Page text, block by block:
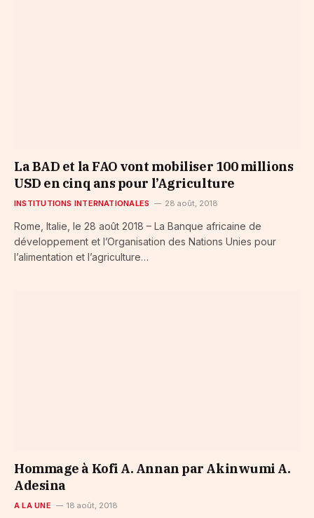
La BAD et la FAO vont mobiliser 100 millions
USD en cinq ans pour l’Agriculture
INSTITUTIONS INTERNATIONALES 28 août, 2018
Rome, Italie, le 28 août 2018 – La Banque africaine de
développement et l’Organisation des Nations Unies pour
l’alimentation et l’agriculture…
Hommage à Kofi A. Annan par Akinwumi A.
Adesina
A LA UNE 18 août, 2018